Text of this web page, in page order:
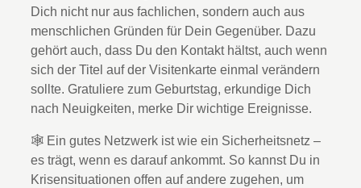
Dich nicht nur aus fachlichen, sondern auch aus
menschlichen Gründen für Dein Gegenüber. Dazu
gehört auch, dass Du den Kontakt hältst, auch wenn
sich der Titel auf der Visitenkarte einmal verändern
sollte. Gratuliere zum Geburtstag, erkundige Dich
nach Neuigkeiten, merke Dir wichtige Ereignisse.
🕸️ Ein gutes Netzwerk ist wie ein Sicherheitsnetz –
es trägt, wenn es darauf ankommt. So kannst Du in
Krisensituationen offen auf andere zugehen, um